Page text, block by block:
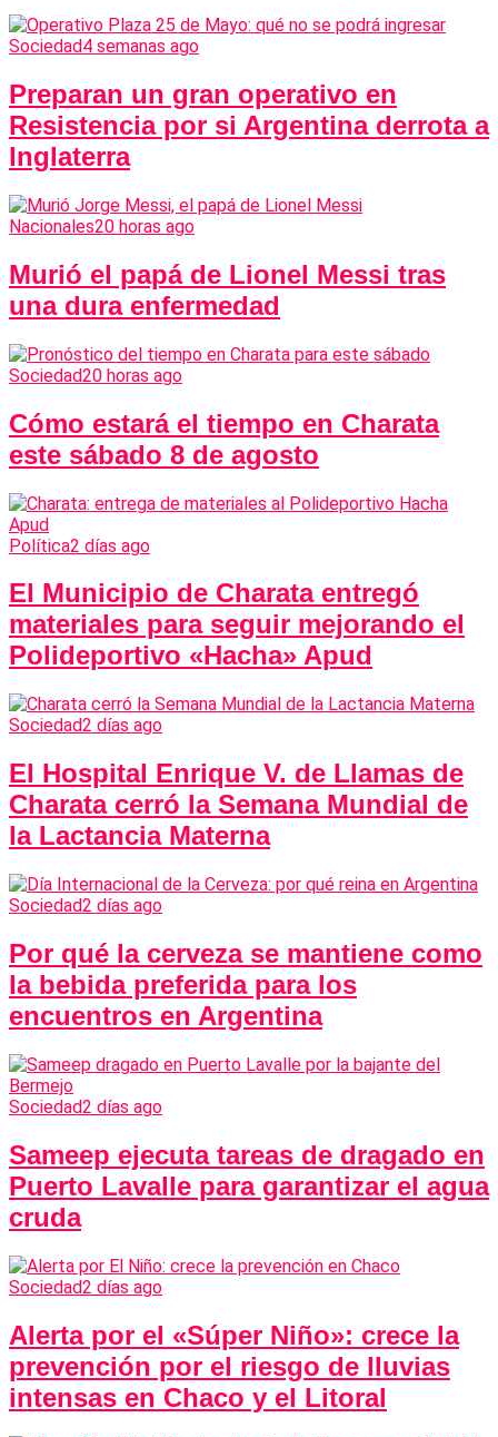
Sociedad4 semanas ago
Preparan un gran operativo en
Resistencia por si Argentina derrota a
Inglaterra
Nacionales20 horas ago
Murió el papá de Lionel Messi tras
una dura enfermedad
Sociedad20 horas ago
Cómo estará el tiempo en Charata
este sábado 8 de agosto
Política2 días ago
El Municipio de Charata entregó
materiales para seguir mejorando el
Polideportivo «Hacha» Apud
Sociedad2 días ago
El Hospital Enrique V. de Llamas de
Charata cerró la Semana Mundial de
la Lactancia Materna
Sociedad2 días ago
Por qué la cerveza se mantiene como
la bebida preferida para los
encuentros en Argentina
Sociedad2 días ago
Sameep ejecuta tareas de dragado en
Puerto Lavalle para garantizar el agua
cruda
Sociedad2 días ago
Alerta por el «Súper Niño»: crece la
prevención por el riesgo de lluvias
intensas en Chaco y el Litoral